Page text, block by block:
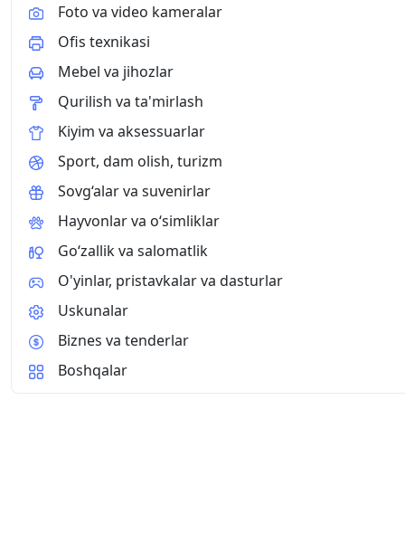
Foto va video kameralar
Ofis texnikasi
Mebel va jihozlar
Qurilish va ta'mirlash
Kiyim va aksessuarlar
Sport, dam olish, turizm
Sovg‘alar va suvenirlar
Hayvonlar va o‘simliklar
Go‘zallik va salomatlik
O'yinlar, pristavkalar va dasturlar
Uskunalar
Biznes va tenderlar
Boshqalar